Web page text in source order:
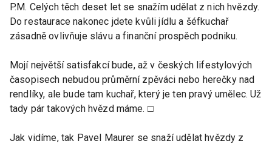
P.M. Celých těch deset let se snažím udělat z nich hvězdy.
Do restaurace nakonec jdete kvůli jídlu a šéfkuchař
zásadně ovlivňuje slávu a finanční prospěch podniku.
Mojí největší satisfakcí bude, až v českých lifestylových
časopisech nebudou průměrní zpěváci nebo herečky nad
rendlíky, ale bude tam kuchař, který je ten pravý umělec. Už
tady pár takových hvězd máme. □
Jak vidíme, tak Pavel Maurer se snaží udělat hvězdy z